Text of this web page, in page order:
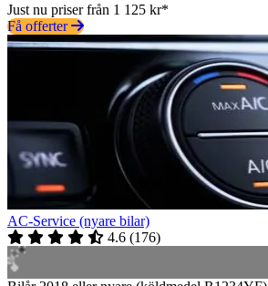
Just nu priser från 1 125 kr*
Få offerter
AC-Service (nyare bilar)
4.6 (176)